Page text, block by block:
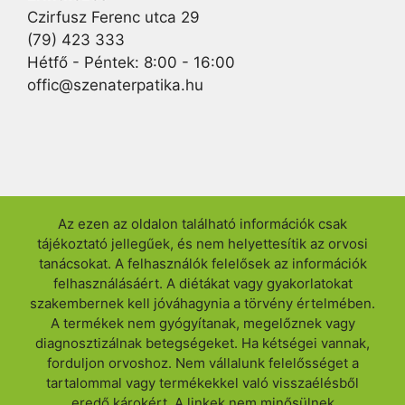
Czirfusz Ferenc utca 29
(79) 423 333
Hétfő - Péntek: 8:00 - 16:00
offic@szenaterpatika.hu
Az ezen az oldalon található információk csak
tájékoztató jellegűek, és nem helyettesítik az orvosi
tanácsokat. A felhasználók felelősek az információk
felhasználásáért. A diétákat vagy gyakorlatokat
szakembernek kell jóváhagynia a törvény értelmében.
A termékek nem gyógyítanak, megelőznek vagy
diagnosztizálnak betegségeket. Ha kétségei vannak,
forduljon orvoshoz. Nem vállalunk felelősséget a
tartalommal vagy termékekkel való visszaélésből